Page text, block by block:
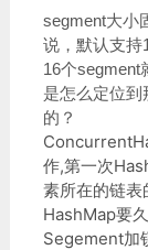
segment大小
说，默认支持
16个segment
是怎么定位
的？
作,第一次
素所在的链表
HashMap要
Segement加